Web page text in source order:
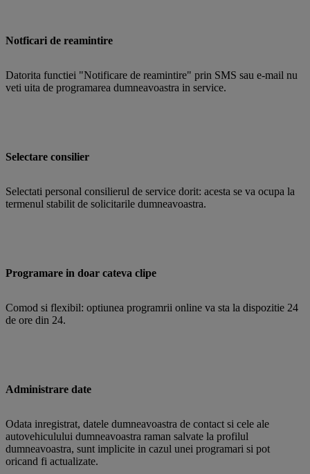
Notficari de reamintire
Datorita functiei "Notificare de reamintire" prin SMS sau e-mail nu
veti uita de programarea dumneavoastra in service.
Selectare consilier
Selectati personal consilierul de service dorit: acesta se va ocupa la
termenul stabilit de solicitarile dumneavoastra.
Programare in doar cateva clipe
Comod si flexibil: optiunea programrii online va sta la dispozitie 24
de ore din 24.
Administrare date
Odata inregistrat, datele dumneavoastra de contact si cele ale
autovehiculului dumneavoastra raman salvate la profilul
dumneavoastra, sunt implicite in cazul unei programari si pot
oricand fi actualizate.